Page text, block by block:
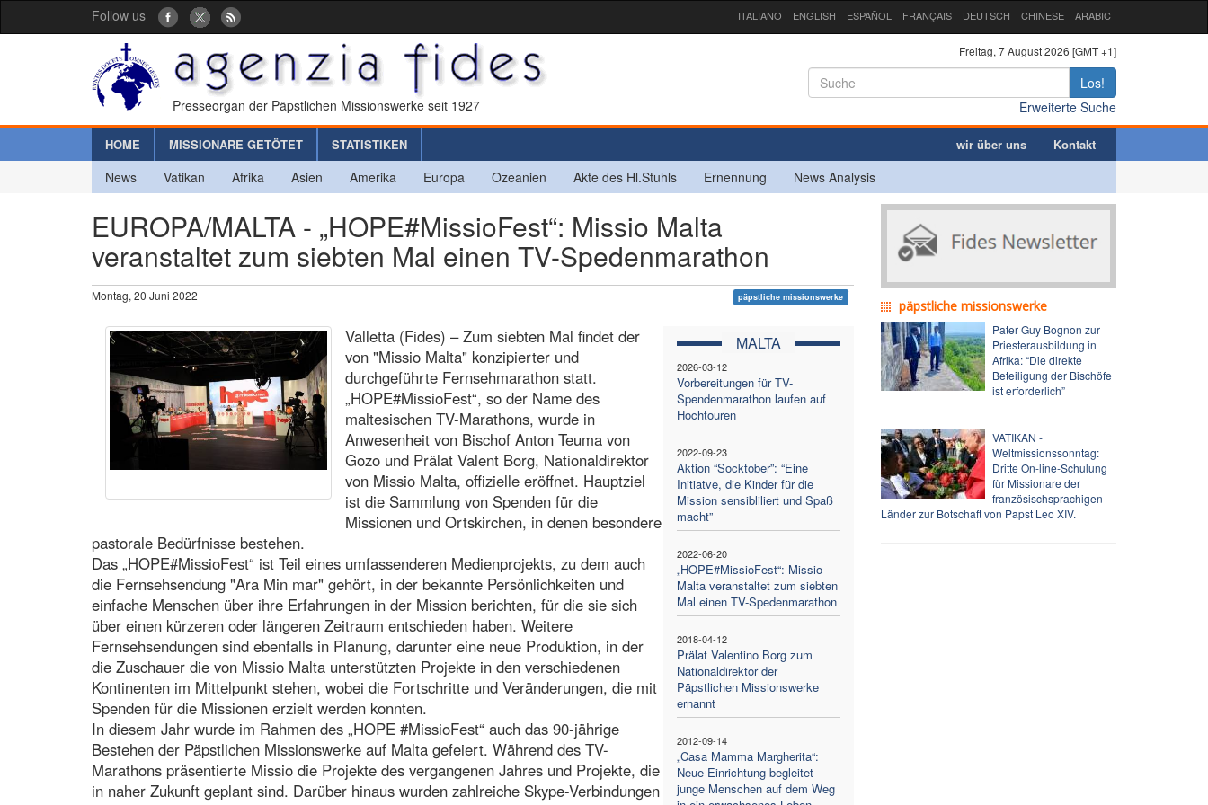
Follow us ITALIANO ENGLISH ESPAÑOL FRANÇAIS DEUTSCH CHINESE ARABIC
Presseorgan der Päpstlichen Missionswerke seit 1927
Freitag, 7 August 2026 [GMT +1]
Los!
Erweiterte Suche
HOME MISSIONARE GETÖTET STATISTIKEN wir über uns Kontakt
News Vatikan Afrika Asien Amerika Europa Ozeanien Akte des Hl.Stuhls Ernennung News Analysis
EUROPA/MALTA - „HOPE#MissioFest“: Missio Malta
veranstaltet zum siebten Mal einen TV-Spedenmarathon
Montag, 20 Juni 2022 päpstliche missionswerke
MALTA
2026-03-12
Vorbereitungen für TV-
Spendenmarathon laufen auf
Hochtouren
2022-09-23
Aktion “Socktober”: “Eine
Initiatve, die Kinder für die
Mission sensibliliert und Spaß
macht”
2022-06-20
„HOPE#MissioFest“: Missio
Malta veranstaltet zum siebten
Mal einen TV-Spedenmarathon
2018-04-12
Prälat Valentino Borg zum
Nationaldirektor der
Päpstlichen Missionswerke
ernannt
2012-09-14
„Casa Mamma Margherita“:
Neue Einrichtung begleitet
junge Menschen auf dem Weg
Valletta (Fides) – Zum siebten Mal findet der
von "Missio Malta" konzipierter und
durchgeführte Fernsehmarathon statt.
„HOPE#MissioFest“, so der Name des
maltesischen TV-Marathons, wurde in
Anwesenheit von Bischof Anton Teuma von
Gozo und Prälat Valent Borg, Nationaldirektor
von Missio Malta, offizielle eröffnet. Hauptziel
ist die Sammlung von Spenden für die
Missionen und Ortskirchen, in denen besondere
pastorale Bedürfnisse bestehen.
Das „HOPE#MissioFest“ ist Teil eines umfassenderen Medienprojekts, zu dem auch
die Fernsehsendung "Ara Min mar" gehört, in der bekannte Persönlichkeiten und
einfache Menschen über ihre Erfahrungen in der Mission berichten, für die sie sich
über einen kürzeren oder längeren Zeitraum entschieden haben. Weitere
Fernsehsendungen sind ebenfalls in Planung, darunter eine neue Produktion, in der
die Zuschauer die von Missio Malta unterstützten Projekte in den verschiedenen
Kontinenten im Mittelpunkt stehen, wobei die Fortschritte und Veränderungen, die mit
Spenden für die Missionen erzielt werden konnten.
In diesem Jahr wurde im Rahmen des „HOPE #MissioFest“ auch das 90-jährige
Bestehen der Päpstlichen Missionswerke auf Malta gefeiert. Während des TV-
Marathons präsentierte Missio die Projekte des vergangenen Jahres und Projekte, die
in naher Zukunft geplant sind. Darüber hinaus wurden zahlreiche Skype-Verbindungen
päpstliche missionswerke
Pater Guy Bognon zur
Priesterausbildung in
Afrika: “Die direkte
Beteiligung der Bischöfe
ist erforderlich”
VATIKAN -
Weltmissionssonntag:
Dritte On-line-Schulung
für Missionare der
französischsprachigen
Länder zur Botschaft von Papst Leo XIV.